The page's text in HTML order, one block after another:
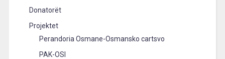
Donatorët
Projektet
Perandoria Osmane-Osmansko cartsvo
PAK-OSI